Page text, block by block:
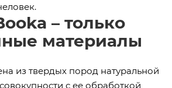
– только
материалы
из твердых пород натуральной
с ее обработкой